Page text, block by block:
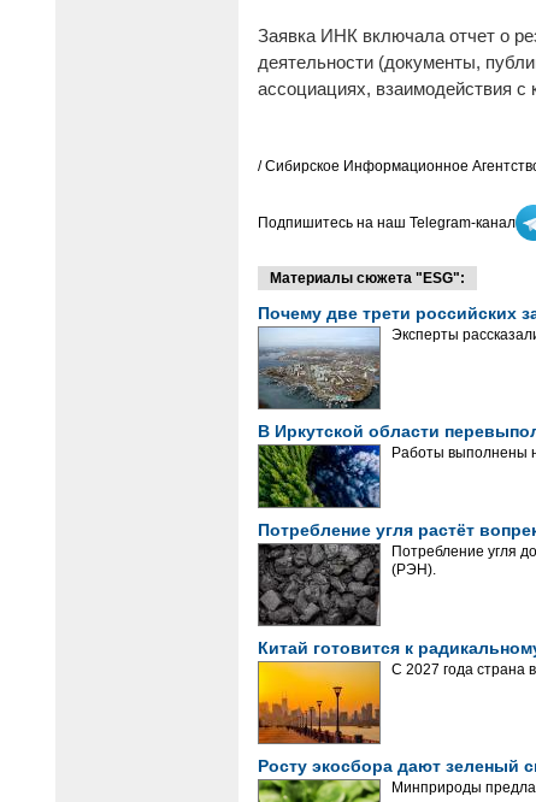
Заявка ИНК включала отчет о
деятельности (документы,
ассоциациях, взаимодействия
/ Сибирское Информационное
Подпишитесь на наш Telegram-канал
Материалы сюжета "ESG":
Почему две трети российских
Эксперты
В Иркутской области
Работы выполнены
Потребление угля растёт
Потребление угля
(РЭН).
Китай готовится к
С 2027 года страна
Росту экосбора дают зеленый
Минприроды